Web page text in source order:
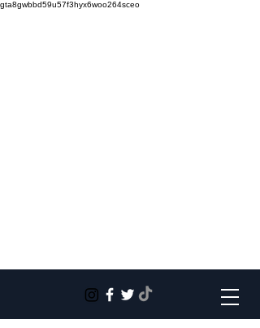
gta8gwbbd59u57f3hyx6woo264sceo